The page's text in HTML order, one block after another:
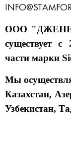
ООО
существует с
части марки
Мы
Казахстан,
Узбекистан,